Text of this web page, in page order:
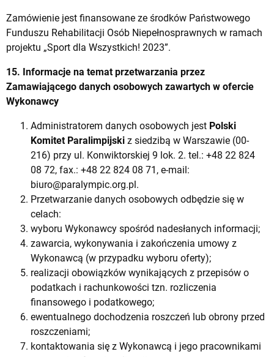
Zamówienie jest finansowane ze środków Państwowego
Funduszu Rehabilitacji Osób Niepełnosprawnych w ramach
projektu „Sport dla Wszystkich! 2023”.
15. Informacje na temat przetwarzania przez
Zamawiającego danych osobowych zawartych w ofercie
Wykonawcy
Administratorem danych osobowych jest Polski
Komitet Paralimpijski z siedzibą w Warszawie (00-
216) przy ul. Konwiktorskiej 9 lok. 2. tel.: +48 22 824
08 72, fax.: +48 22 824 08 71, e-mail:
biuro@paralympic.org.pl.
Przetwarzanie danych osobowych odbędzie się w
celach:
wyboru Wykonawcy spośród nadesłanych informacji;
zawarcia, wykonywania i zakończenia umowy z
Wykonawcą (w przypadku wyboru oferty);
realizacji obowiązków wynikających z przepisów o
podatkach i rachunkowości tzn. rozliczenia
finansowego i podatkowego;
ewentualnego dochodzenia roszczeń lub obrony przed
roszczeniami;
kontaktowania się z Wykonawcą i jego pracownikami